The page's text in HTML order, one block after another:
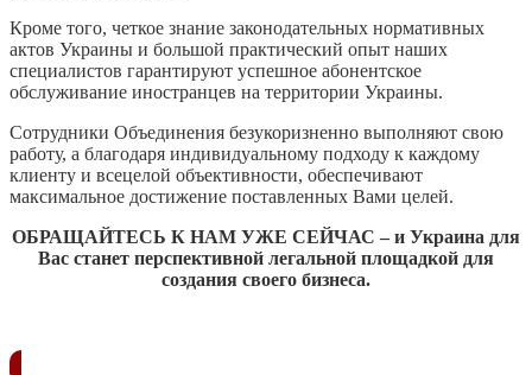
Кроме того, четкое знание законодательных нормативных
актов Украины и большой практический опыт наших
специалистов гарантируют успешное абонентское
обслуживание иностранцев на территории Украины.
Сотрудники Объединения безукоризненно выполняют свою
работу, а благодаря индивидуальному подходу к каждому
клиенту и всецелой объективности, обеспечивают
максимальное достижение поставленных Вами целей.
ОБРАЩАЙТЕСЬ К НАМ УЖЕ СЕЙЧАС – и Украина для
Вас станет перспективной легальной площадкой для
создания своего бизнеса.